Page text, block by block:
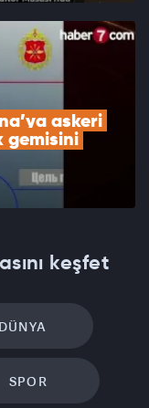
askeri
gemisini
keşfet
DÜNYA
SPOR